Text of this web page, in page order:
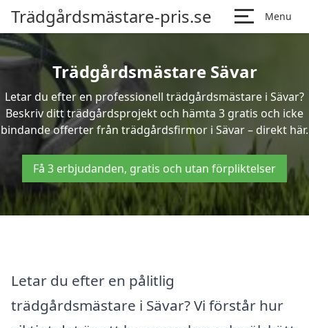
Trädgårdsmästare-pris.se Menu
Trädgårdsmästare Sävar
Letar du efter en professionell trädgårdsmästare i Sävar?
Beskriv ditt trädgårdsprojekt och hämta 3 gratis och icke
bindande offerter från trädgårdsfirmor i Sävar – direkt här.
Få 3 erbjudanden, gratis och utan förpliktelser
Letar du efter en pålitlig
trädgårdsmästare i Sävar? Vi förstår hur